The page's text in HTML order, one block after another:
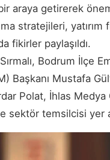
araya getirerek
stratejileri, yatırım
fikirler paylaşıldı.
Bodrum İlçe
Başkanı Mustafa
Polat, İhlas Medya
sektör temsilcisi yer